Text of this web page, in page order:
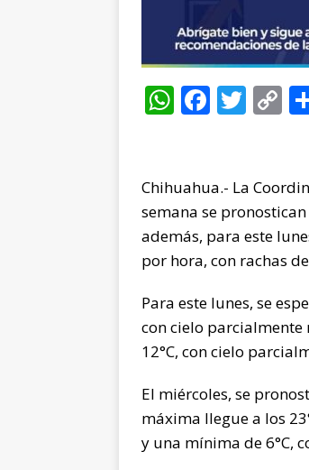
W
s
A
p
p
F
e
b
o
o
k
T
te
r
C
y
Li
n
k
Chihuahua.- La
semana se
además, para este
por hora, con rachas
Para este lunes, se
con cielo parcialmente
12°C, con cielo
El miércoles, se
máxima llegue a los
y una mínima de 6°C,